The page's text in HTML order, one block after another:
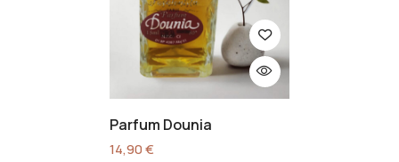
Parfum Dounia
14,90€